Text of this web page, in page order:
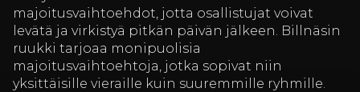
majoitusvaihtoehdot, jotta osallistujat voivat
levätä ja virkistyä pitkän päivän jälkeen. Billnäsin
ruukki tarjoaa monipuolisia
majoitusvaihtoehtoja, jotka sopivat niin
yksittäisille vieraille kuin suuremmille ryhmille.